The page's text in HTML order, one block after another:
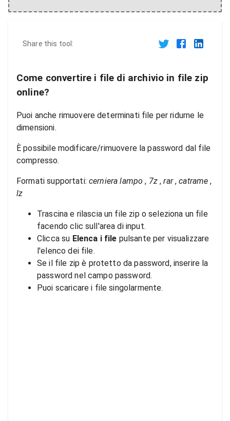
Share this tool:
Come convertire i file di archivio in file zip
online?
Puoi anche rimuovere determinati file per ridurne le
dimensioni.
È possibile modificare/rimuovere la password dal file
compresso.
Formati supportati: cerniera lampo , 7z, rar, catrame ,
lz
Trascina e rilascia un file zip o seleziona un file
facendo clic sull'area di input.
Clicca su Elenca i file pulsante per visualizzare
l'elenco dei file.
Se il file zip è protetto da password, inserire la
password nel campo password.
Puoi scaricare i file singolarmente.